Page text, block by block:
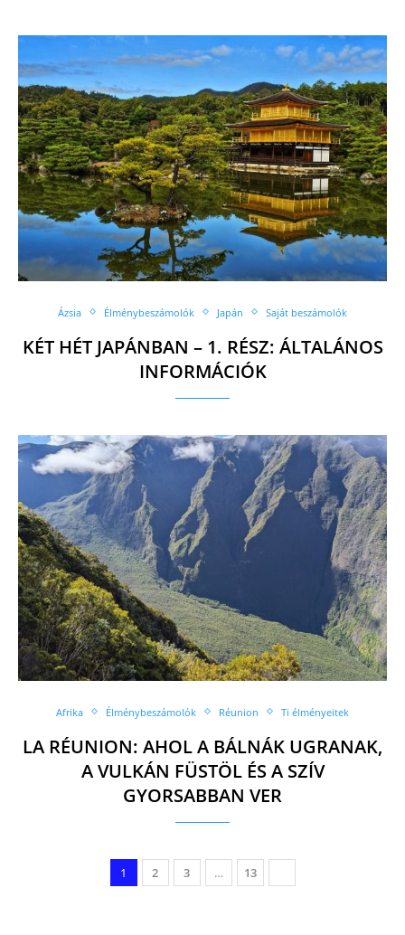
Ázsia Élménybeszámolók Japán Saját beszámolók
KÉT HÉT JAPÁNBAN – 1. RÉSZ: ÁLTALÁNOS
INFORMÁCIÓK
Afrika Élménybeszámolók Réunion Ti élményeitek
LA RÉUNION: AHOL A BÁLNÁK UGRANAK,
A VULKÁN FÜSTÖL ÉS A SZÍV
GYORSABBAN VER
1 2 3 … 13